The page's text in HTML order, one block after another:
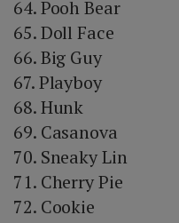
64. Pooh Bear
65. Doll Face
66. Big Guy
67. Playboy
68. Hunk
69. Casanova
70. Sneaky Lin
71. Cherry Pie
72. Cookie